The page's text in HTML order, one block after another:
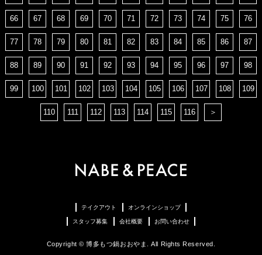
66 67 68 69 70 71 72 73 74 75 76
77 78 79 80 81 82 83 84 85 86 87
88 89 90 91 92 93 94 95 96 97 98
99 100 101 102 103 104 105 106 107 108 109
110 111 112 113 114 115 116 ＞
テイクアウト オンラインショップ
スタッフ募集 会社概要 お問い合わせ
Copyright © 博多もつ鍋おおやま. All Rights Reserved.